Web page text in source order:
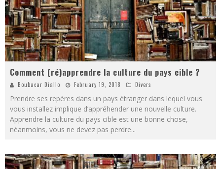
Comment (ré)apprendre la culture du pays cible ?
Boubacar Diallo February 19, 2018 Divers
Prendre ses repères dans un pays étranger dans lequel vous
vous installez implique d’appréhender une nouvelle culture.
Apprendre la culture du pays cible est une bonne chose,
néanmoins, vous ne devez pas perdre...